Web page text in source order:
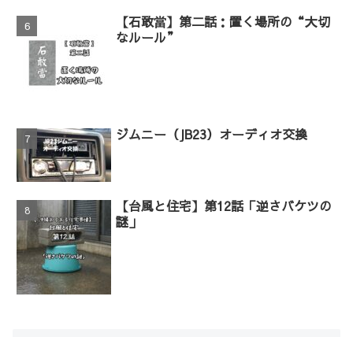
【石敢當】第二話：置く場所の“大切
なルール”
ジムニー（JB23）オーディオ交換
【台風と住宅】第12話「逆さバケツの
謎」